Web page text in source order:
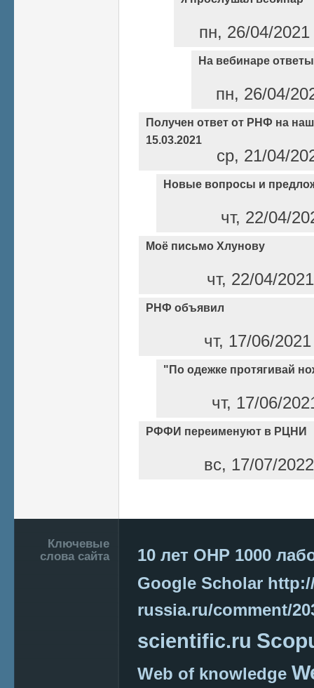
пн, 26/04/
На вебинаре
пн, 26/04/
Получен ответ от РНФ на
15.03.2021
ср, 21/04/
Новые вопросы и
чт, 22/04/
Моё письмо Хлунову
чт, 22/04/
РНФ объявил
чт, 17/06/
"По одежке протягивай
чт, 17/06/
РФФИ переименуют в РЦНИ
вс, 17/07/
Подвал
Ключевые
слова сайта
10 лет ОНР 1000
Google Scholar
russia.ru/comment/
scientific.ru
Web of knowledge